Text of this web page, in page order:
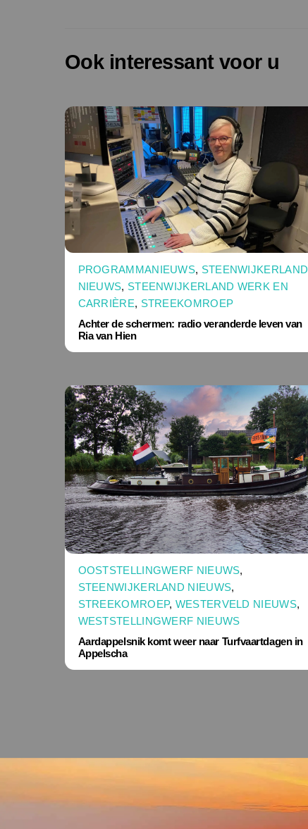
Ook interessant voor u
PROGRAMMANIEUWS, STEENWIJKERLAND
NIEUWS, STEENWIJKERLAND WERK EN
CARRIÈRE, STREEKOMROEP
Achter de schermen: radio veranderde leven van
Ria van Hien
OOSTSTELLINGWERF NIEUWS,
STEENWIJKERLAND NIEUWS,
STREEKOMROEP, WESTERVELD NIEUWS,
WESTSTELLINGWERF NIEUWS
Aardappelsnik komt weer naar Turfvaartdagen in
Appelscha